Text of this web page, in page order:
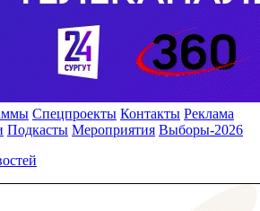
Спецпроекты Контакты Реклама
Подкасты Мероприятия Выборы-2026